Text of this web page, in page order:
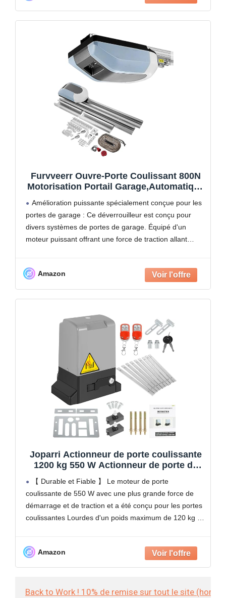
Furvveerr Ouvre-Porte Coulissant 800N
Motorisation Portail Garage,Automatique
Garage Sectionnelle/Basculante,pour
Garage Basculante (800N)
Amélioration puissante spécialement conçue pour les
portes de garage : Ce déverrouilleur est conçu pour
divers systèmes de portes de garage. Équipé d'un
moteur puissant offrant une force de traction allant
Amazon
Joparri Actionneur de porte coulissante
1200 kg 550 W Actionneur de porte de
garage avec 2 télécommandes, 2 clés de
déverrouillage et fonction de fermeture
automatique pour hôtel bis, usine, portail
【 Durable et Fiable 】 Le moteur de porte
coulissante de 550 W avec une plus grande force de
démarrage et de traction et a été conçu pour les portes
coulissantes Lourdes d'un poids maximum de 120 kg et
Amazon
Back to Work ! 10% de remise sur tout le site (hors